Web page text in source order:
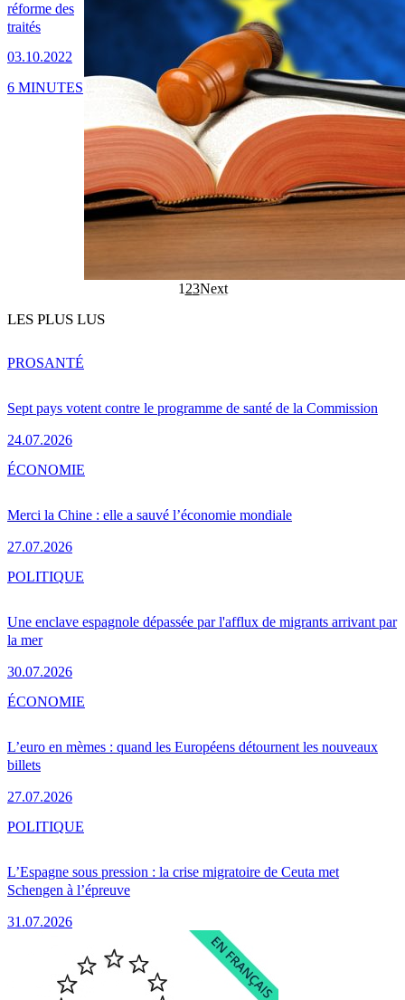
réforme des
traités
03.10.2022
6 MINUTES
1 23Next
LES PLUS LUS
Sept pays votent contre le programme de santé de la Commission
24.07.2026
PROSANTÉ
Merci la Chine : elle a sauvé l’économie mondiale
27.07.2026
ÉCONOMIE
Une enclave espagnole dépassée par l'afflux de migrants arrivant par
la mer
30.07.2026
POLITIQUE
L’euro en mèmes : quand les Européens détournent les nouveaux
billets
27.07.2026
ÉCONOMIE
L’Espagne sous pression : la crise migratoire de Ceuta met
Schengen à l’épreuve
31.07.2026
POLITIQUE